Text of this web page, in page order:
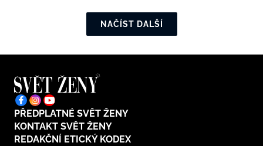
NAČÍST DALŠÍ
PŘEDPLATNÉ SVĚT ŽENY
KONTAKT SVĚT ŽENY
REDAKČNÍ ETICKÝ KODEX